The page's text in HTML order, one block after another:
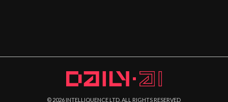
© 2026 INTELLIQUENCE LTD. ALL RIGHTS RESERVED